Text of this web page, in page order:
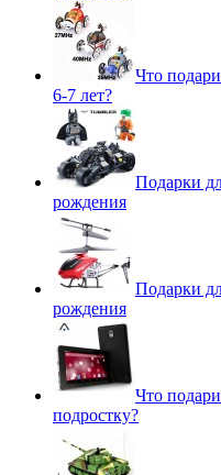
Что
6-7 лет?
Подарки
рождения
Подарки
рождения
Что
подростку?